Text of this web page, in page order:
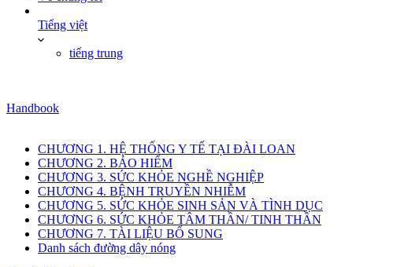
Tiếng việt
tiếng trung
Handbook
CHƯƠNG 1. HỆ THỐNG Y TẾ TẠI ĐÀI LOAN
CHƯƠNG 2. BẢO HIỂM
CHƯƠNG 3. SỨC KHỎE NGHỀ NGHIỆP
CHƯƠNG 4. BỆNH TRUYỀN NHIỄM
CHƯƠNG 5. SỨC KHỎE SINH SẢN VÀ TÌNH DỤC
CHƯƠNG 6. SỨC KHỎE TÂM THẦN/ TINH THẦN
CHƯƠNG 7. TÀI LIỆU BỔ SUNG
Danh sách đường dây nóng